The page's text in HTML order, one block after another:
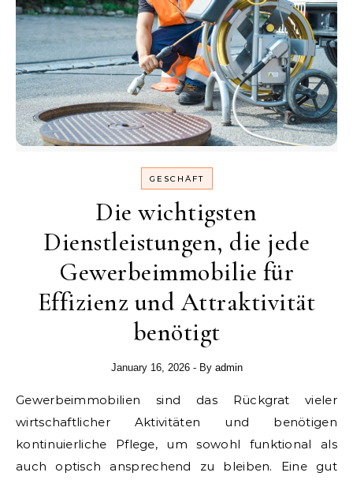
GESCHÄFT
Die wichtigsten
Dienstleistungen, die jede
Gewerbeimmobilie für
Effizienz und Attraktivität
benötigt
January 16, 2026 - By admin
Gewerbeimmobilien sind das Rückgrat vieler
wirtschaftlicher Aktivitäten und benötigen
kontinuierliche Pflege, um sowohl funktional als
auch optisch ansprechend zu bleiben. Eine gut